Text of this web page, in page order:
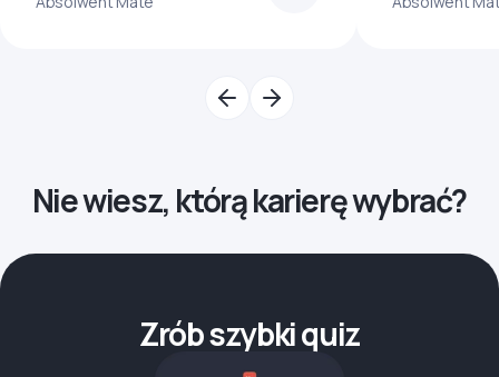
Nie wiesz, którą karierę wybrać?
Zrób szybki quiz